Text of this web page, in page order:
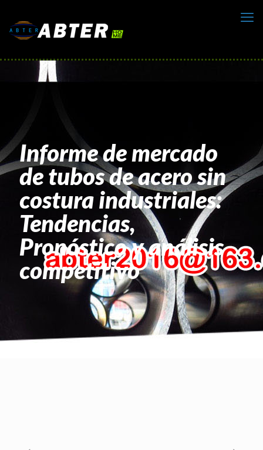
Informe de mercado
de tubos de acero sin
costura industriales:
Tendencias,
Pronóstico y análisis
competitivo